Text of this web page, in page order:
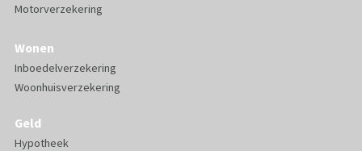
Motorverzekering
Wonen
Inboedelverzekering
Woonhuisverzekering
Geld
Hypotheek